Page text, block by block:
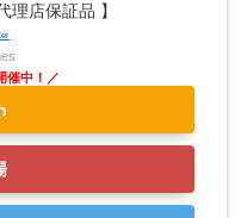
理店保証品 】